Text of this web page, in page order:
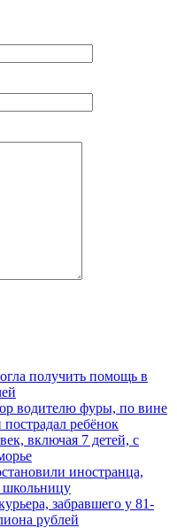
получить помощь в
водителю фуры, по вине
ребёнок
включая 7 детей, с
иностранца,
школьницу
забравшего у 81-
рублей